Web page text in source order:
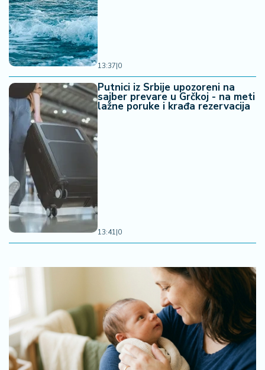
13:37|0
Putnici iz Srbije upozoreni na
sajber prevare u Grčkoj - na meti
lažne poruke i krađa rezervacija
13:41|0